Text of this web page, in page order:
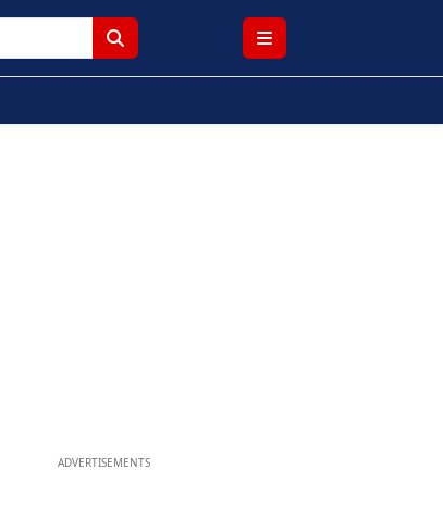
ADVERTISEMENTS